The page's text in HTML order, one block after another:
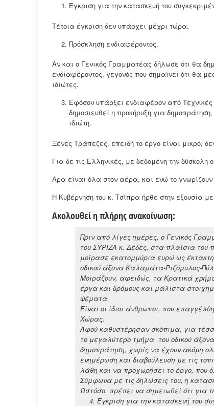
Έγκριση για την κατασκευή του
Τέτοια έγκριση δεν υπάρχει μέχρι τώρα.
Πρόσκληση ενδιαφέροντος.
Αν και ο Γενικός Γραμματέας δήλωσε ότι θα
ενδιαφέροντος, γεγονός που σημαίνει ότι θα
ιδιώτες.
Εφόσον υπάρξει ενδιαφέρον από
δημοσιευθεί η προκήρυξη για
ιδιώτη.
Ξένες Τράπεζες, επειδή το έργο είναι μικρό,
Για δε τις Ελληνικές, με δεδομένη την δύσκολη
Άρα είναι όλα στον αέρα, και ενώ το
Η Κυβέρνηση του κ. Τσίπρα ήρθε στην εξουσία
Ακολουθεί η πλήρης ανακοίνωση:
Πριν από λίγες ημέρες, ο Γενικός
του ΣΥΡΙΖΑ κ. Δέδες, στα πλαίσια του
μοίρασε εκατομμύρια ευρώ ως
οδικού άξονα Καλαμάτα-Ριζόμυλος-
Μοιράζουν, αφειδώς, τα Κρατικά
έργα και δρόμους και μάλιστα
ψέματα.
Είναι οι ίδιοι άνθρωποι, που
Χώρας.
Αφού καθυστέρησαν σκόπιμα, για
το μεγαλύτερο τμήμα του οδικού
δημοπράτηση, χωρίς να έχουν ακόμη
ενημέρωση και διαβούλευση με τις
λάθη και να προχωρήσει το έργο, που
Σύμφωνα με τις δηλώσεις του, η
Ωστόσο, πρέπει να σημειωθεί ότι για
Έγκριση για την κατασκευή του